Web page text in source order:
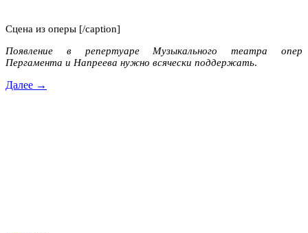
Сцена из оперы [/caption]
Появление в репертуаре Музыкального театра опер
Пергамента и Напреева нужно всячески поддержать.
Далее →